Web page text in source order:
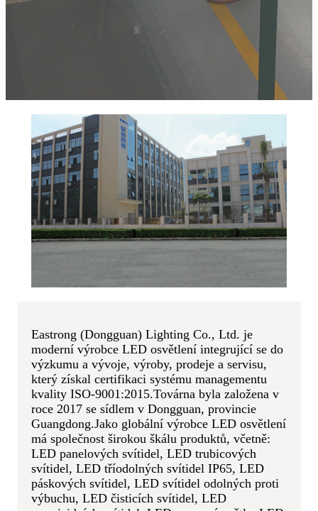
Eastrong (Dongguan) Lighting Co., Ltd. je
moderní výrobce LED osvětlení integrující se do
výzkumu a vývoje, výroby, prodeje a servisu,
který získal certifikaci systému managementu
kvality ISO-9001:2015.Továrna byla založena v
roce 2017 se sídlem v Dongguan, provincie
Guangdong.Jako globální výrobce LED osvětlení
má společnost širokou škálu produktů, včetně:
LED panelových svítidel, LED trubicových
svítidel, LED tříodolných svítidel IP65, LED
páskových svítidel, LED svítidel odolných proti
výbuchu, LED čisticích svítidel, LED